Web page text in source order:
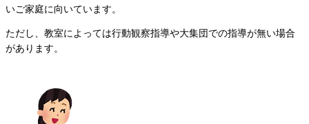
いご家庭に向いています。
ただし、教室によっては行動観察指導や大集団での指導が無い場合
があります。